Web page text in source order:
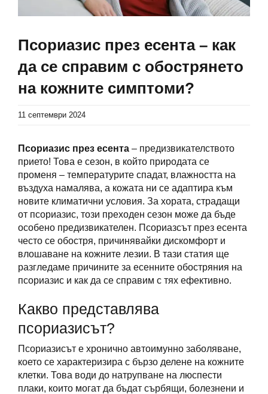
Псориазис през есента – как
да се справим с обострянето
на кожните симптоми?
11 септември 2024
Псориазис през есента – предизвикателството
прието! Това е сезон, в който природата се
променя – температурите спадат, влажността на
въздуха намалява, а кожата ни се адаптира към
новите климатични условия. За хората, страдащи
от псориазис, този преходен сезон може да бъде
особено предизвикателен. Псориазсът през есента
често се обостря, причинявайки дискомфорт и
влошаване на кожните лезии. В тази статия ще
разгледаме причините за есенните обостряния на
псориазис и как да се справим с тях ефективно.
Какво представлява
псориазисът?
Псориазисът е хронично автоимунно заболяване,
което се характеризира с бързо делене на кожните
клетки. Това води до натрупване на люспести
плаки, които могат да бъдат сърбящи, болезнени и